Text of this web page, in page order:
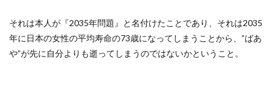
それは本人が『2035年問題』と名付けたことであり、それは2035
年に日本の女性の平均寿命の73歳になってしまうことから、”ばあ
や”が先に自分よりも逝ってしまうのではないかということ。